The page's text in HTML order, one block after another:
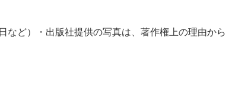
ど）・出版社提供の写真は、著作権上の理由か